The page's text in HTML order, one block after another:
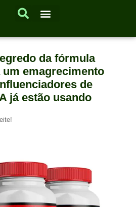
da fórmula
emagrecimento
de
já estão usando